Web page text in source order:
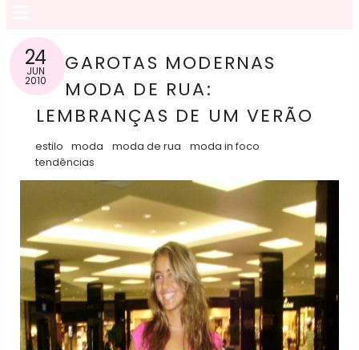
24
JUN
2010
GAROTAS MODERNAS
MODA DE RUA:
LEMBRANÇAS DE UM VERÃO
estilo moda moda de rua
moda in foco
tendências